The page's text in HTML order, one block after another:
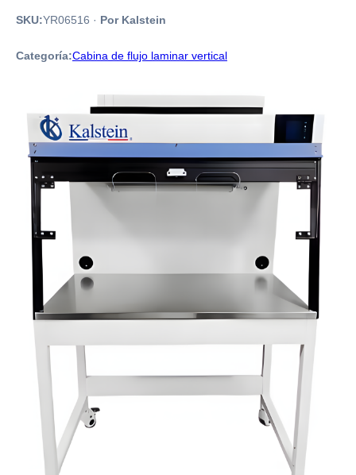
SKU:YR06516 · Por Kalstein
Categoría:Cabina de flujo laminar vertical